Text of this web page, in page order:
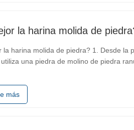
la harina molida de
la harina molida de piedra? 1. Desde la
una piedra de molino de piedra
molino de piedra…
más